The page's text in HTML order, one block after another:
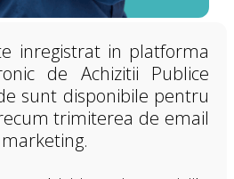
inregistrat in platforma
de Achizitii Publice
sunt disponibile pentru
trimiterea de email